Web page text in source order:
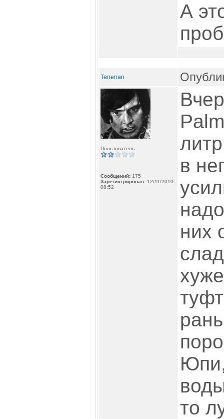
А
Tenenan
Пользователь
Сообщений: 175
Зарегистрирован: 12/11/2010
08:52
в
них
то